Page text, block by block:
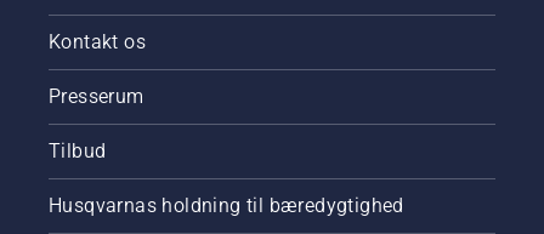
Kontakt os
Presserum
Tilbud
Husqvarnas holdning til bæredygtighed